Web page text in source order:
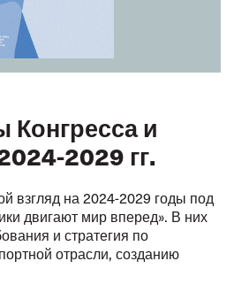
Конгресса и
2029 гг.
взгляд на 2024-2029 годы под
двигают мир вперед». В них
и стратегия по
отрасли, созданию